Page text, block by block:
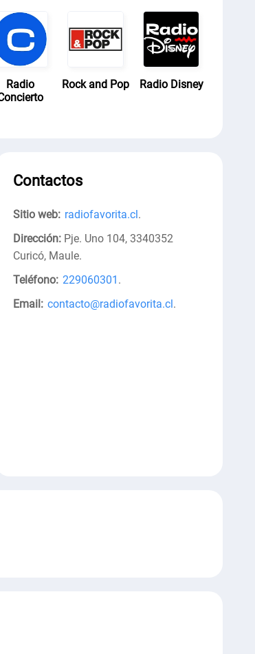
Radio
Rock and Pop Radio Disney
Contactos
Sitio web: radiofavorita.cl.
Dirección: Pje. Uno 104, 3340352
Curicó, Maule.
Teléfono: 229060301 .
Email: contacto@radiofavorita.cl.